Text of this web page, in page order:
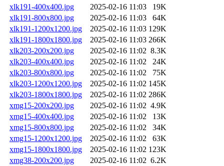
xlk191-400x400.jpg 2025-02-16 11:03
19K
xlk191-800x800.jpg
2025-02-16 11:03
64K
xlk191-1200x1200.jpg
2025-02-16 11:03 129K
xlk191-1800x1800.jpg
2025-02-16 11:03 266K
xlk203-200x200.jpg
2025-02-16 11:02 8.3K
xlk203-400x400.jpg
2025-02-16 11:02
24K
xlk203-800x800.jpg
2025-02-16 11:02
75K
xlk203-1200x1200.jpg
2025-02-16 11:02 145K
xlk203-1800x1800.jpg
2025-02-16 11:02 286K
xmg15-200x200.jpg
2025-02-16 11:02 4.9K
xmg15-400x400.jpg
2025-02-16 11:02
13K
xmg15-800x800.jpg
2025-02-16 11:02
34K
xmg15-1200x1200.jpg
2025-02-16 11:02
63K
xmg15-1800x1800.jpg
2025-02-16 11:02 123K
xmg38-200x200.jpg
2025-02-16 11:02 6.2K